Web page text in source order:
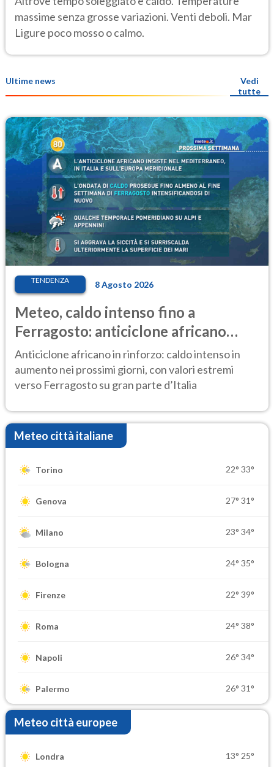
massime senza grosse variazioni. Venti deboli. Mar
Ligure poco mosso o calmo.
Ultime news
Vedi
tutte
TENDENZA 8 Agosto 2026
Meteo, caldo intenso fino a
Ferragosto: anticiclone africano
ancora protagonista
Anticiclone africano in rinforzo: caldo intenso in
aumento nei prossimi giorni, con valori estremi
verso Ferragosto su gran parte d’Italia
Meteo città italiane
Torino 22° 33°
Genova 27° 31°
Milano 23° 34°
Bologna 24° 35°
Firenze 22° 39°
Roma 24° 38°
Napoli 26° 34°
Palermo 26° 31°
Meteo città europee
Londra 13° 25°